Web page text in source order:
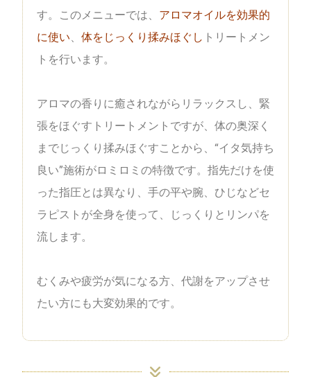
す。このメニューでは、 アロマオイルを効果的
に使い
体をじっくり揉みほぐし トリートメン
トを行います。
アロマの香りに癒されながらリラックスし、緊
張をほぐすトリートメントですが、体の奥深く
までじっくり揉みほぐすことから、“イタ気持ち
良い”施術がロミロミの特徴です。指先だけを使
った指圧とは異なり、手の平や腕、ひじなどセ
ラピストが全身を使って、じっくりとリンパを
流します。
むくみや疲労が気になる方、代謝をアップさせ
たい方にも大変効果的です。